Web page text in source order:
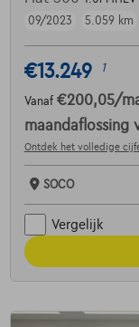
09/2023
5.059 km
€13.249 1
Vanaf €200,05/
maandaflossing
Ontdek het volledige
SOCO
Vergelijk